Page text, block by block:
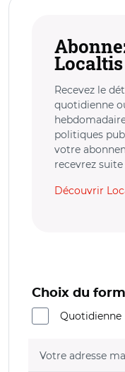
Localtis
Recevez le
quotidienne
politiques
votre
recevrez
Découvrir
Choix du
Quotidienne
Votre adresse